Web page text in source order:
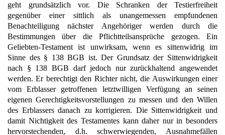
geht grundsätzlich vor. Die Schranken der Testierfreiheit
gegenüber einer sittlich als unangemessen empfundenen
Benachteiligung nächster Angehöriger werden durch die
Bestimmungen über die Pflichtteilsansprüche gezogen. Ein
Geliebten-Testament ist unwirksam, wenn es sittenwidrig im
Sinne des § 138 BGB ist. Der Grundsatz der Sittenwidrigkeit
nach § 138 BGB darf jedoch nur zurückhaltend angewendet
werden. Er berechtigt den Richter nicht, die Auswirkungen einer
vom Erblasser getroffenen letztwilligen Verfügung an seinen
eigenen Gerechtigkeitsvorstellungen zu messen und den Willen
des Erblassers danach zu korrigieren. Die Sittenwidrigkeit und
damit Nichtigkeit des Testamentes kann daher nur in besonders
hervorstechenden, d.h. schwerwiegenden, Ausnahmefällen